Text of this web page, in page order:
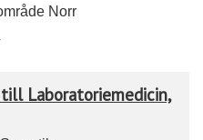
Norr
Laboratoriemedicin,